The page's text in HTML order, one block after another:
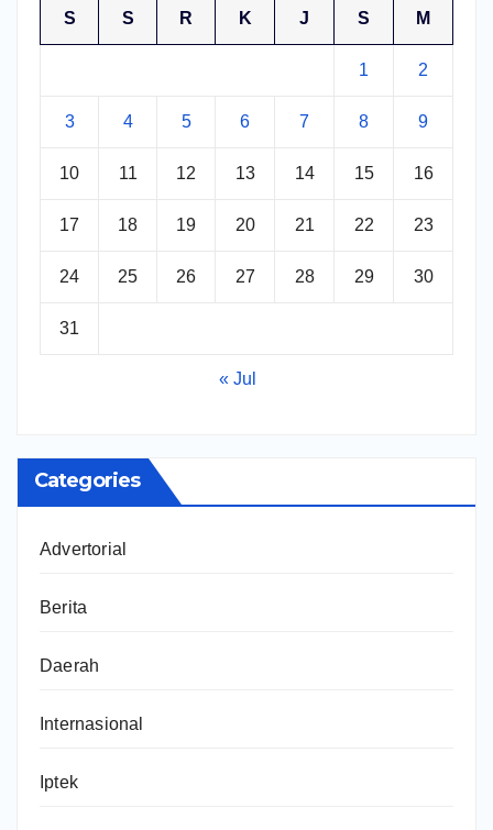
S S R K J S M
1 2
3 4 5 6 7 8 9
10 11 12 13 14 15 16
17 18 19 20 21 22 23
24 25 26 27 28 29 30
31
« Jul
Categories
Advertorial
Berita
Daerah
Internasional
Iptek